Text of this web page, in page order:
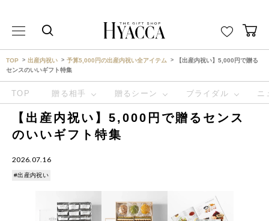
TOP 出産内祝い 予算5,000円の出産内祝い全アイテム
【出産内祝い】5,000円で贈る
センスのいいギフト特集
TOP 贈る相手 贈るシーン ブライダル ニ
【出産内祝い】5,000円で贈るセンス
のいいギフト特集
2026.07.16
#出産内祝い